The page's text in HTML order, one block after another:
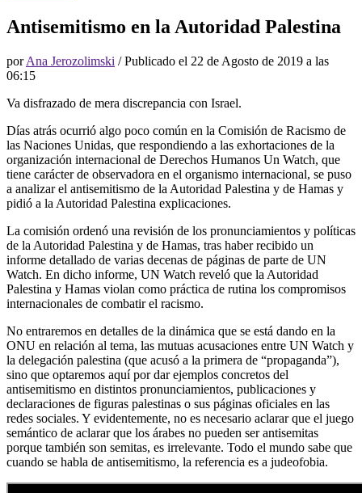
Antisemitismo en la Autoridad Palestina
porAna Jerozolimski / Publicado el 22 de Agosto de 2019 a las
06:15
Va disfrazado de mera discrepancia con Israel.
Días atrás ocurrió algo poco común en la Comisión de Racismo de
las Naciones Unidas, que respondiendo a las exhortaciones de la
organización internacional de Derechos Humanos Un Watch, que
tiene carácter de observadora en el organismo internacional, se puso
a analizar el antisemitismo de la Autoridad Palestina y de Hamas y
pidió a la Autoridad Palestina explicaciones.
La comisión ordenó una revisión de los pronunciamientos y políticas
de la Autoridad Palestina y de Hamas, tras haber recibido un
informe detallado de varias decenas de páginas de parte de UN
Watch. En dicho informe, UN Watch reveló que la Autoridad
Palestina y Hamas violan como práctica de rutina los compromisos
internacionales de combatir el racismo.
No entraremos en detalles de la dinámica que se está dando en la
ONU en relación al tema, las mutuas acusaciones entre UN Watch y
la delegación palestina (que acusó a la primera de “propaganda”),
sino que optaremos aquí por dar ejemplos concretos del
antisemitismo en distintos pronunciamientos, publicaciones y
declaraciones de figuras palestinas o sus páginas oficiales en las
redes sociales. Y evidentemente, no es necesario aclarar que el juego
semántico de aclarar que los árabes no pueden ser antisemitas
porque también son semitas, es irrelevante. Todo el mundo sabe que
cuando se habla de antisemitismo, la referencia es a judeofobia.